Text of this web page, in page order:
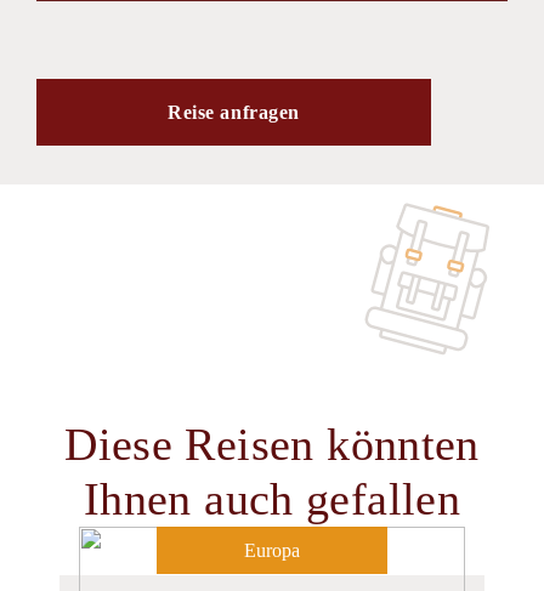
Reise anfragen
Diese Reisen könnten
Ihnen auch gefallen
Europa